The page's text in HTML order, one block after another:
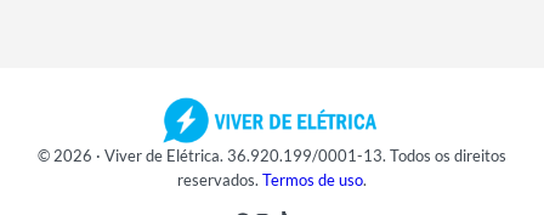
© 2026 · Viver de Elétrica. 36.920.199/0001-13. Todos os direitos
reservados. Termos de uso.